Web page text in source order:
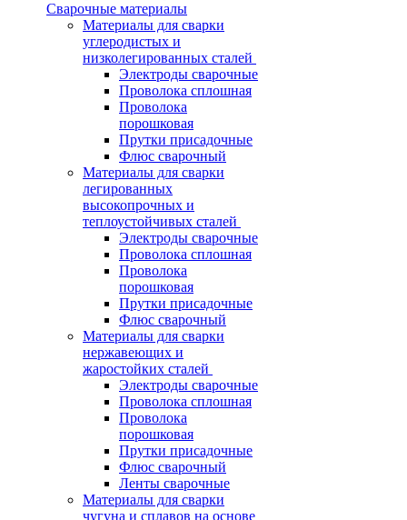
Сварочные материалы
Материалы для сварки
углеродистых и
низколегированных сталей
Электроды сварочные
Проволока сплошная
Проволока
порошковая
Прутки присадочные
Флюс сварочный
Материалы для сварки
легированных
высокопрочных и
теплоустойчивых сталей
Электроды сварочные
Проволока сплошная
Проволока
порошковая
Прутки присадочные
Флюс сварочный
Материалы для сварки
нержавеющих и
жаростойких сталей
Электроды сварочные
Проволока сплошная
Проволока
порошковая
Прутки присадочные
Флюс сварочный
Ленты сварочные
Материалы для сварки
чугуна и сплавов на основе